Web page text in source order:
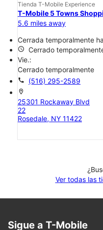
Tienda T-Mobile Experience
T-Mobile 5 Towns
5.6 miles away
Cerrada temporalmente
access_time
Cerrado
Vie.:
Cerrado temporalmente
call (516) 295-2589
location_on
25301 Rockaway Blvd
22
Rosedale, NY 11422
Ver todas las